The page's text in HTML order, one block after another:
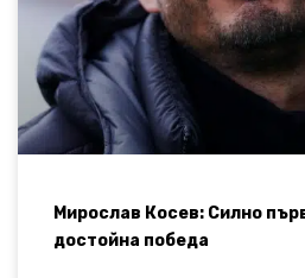
Мирослав Косев: Силно
достойна победа